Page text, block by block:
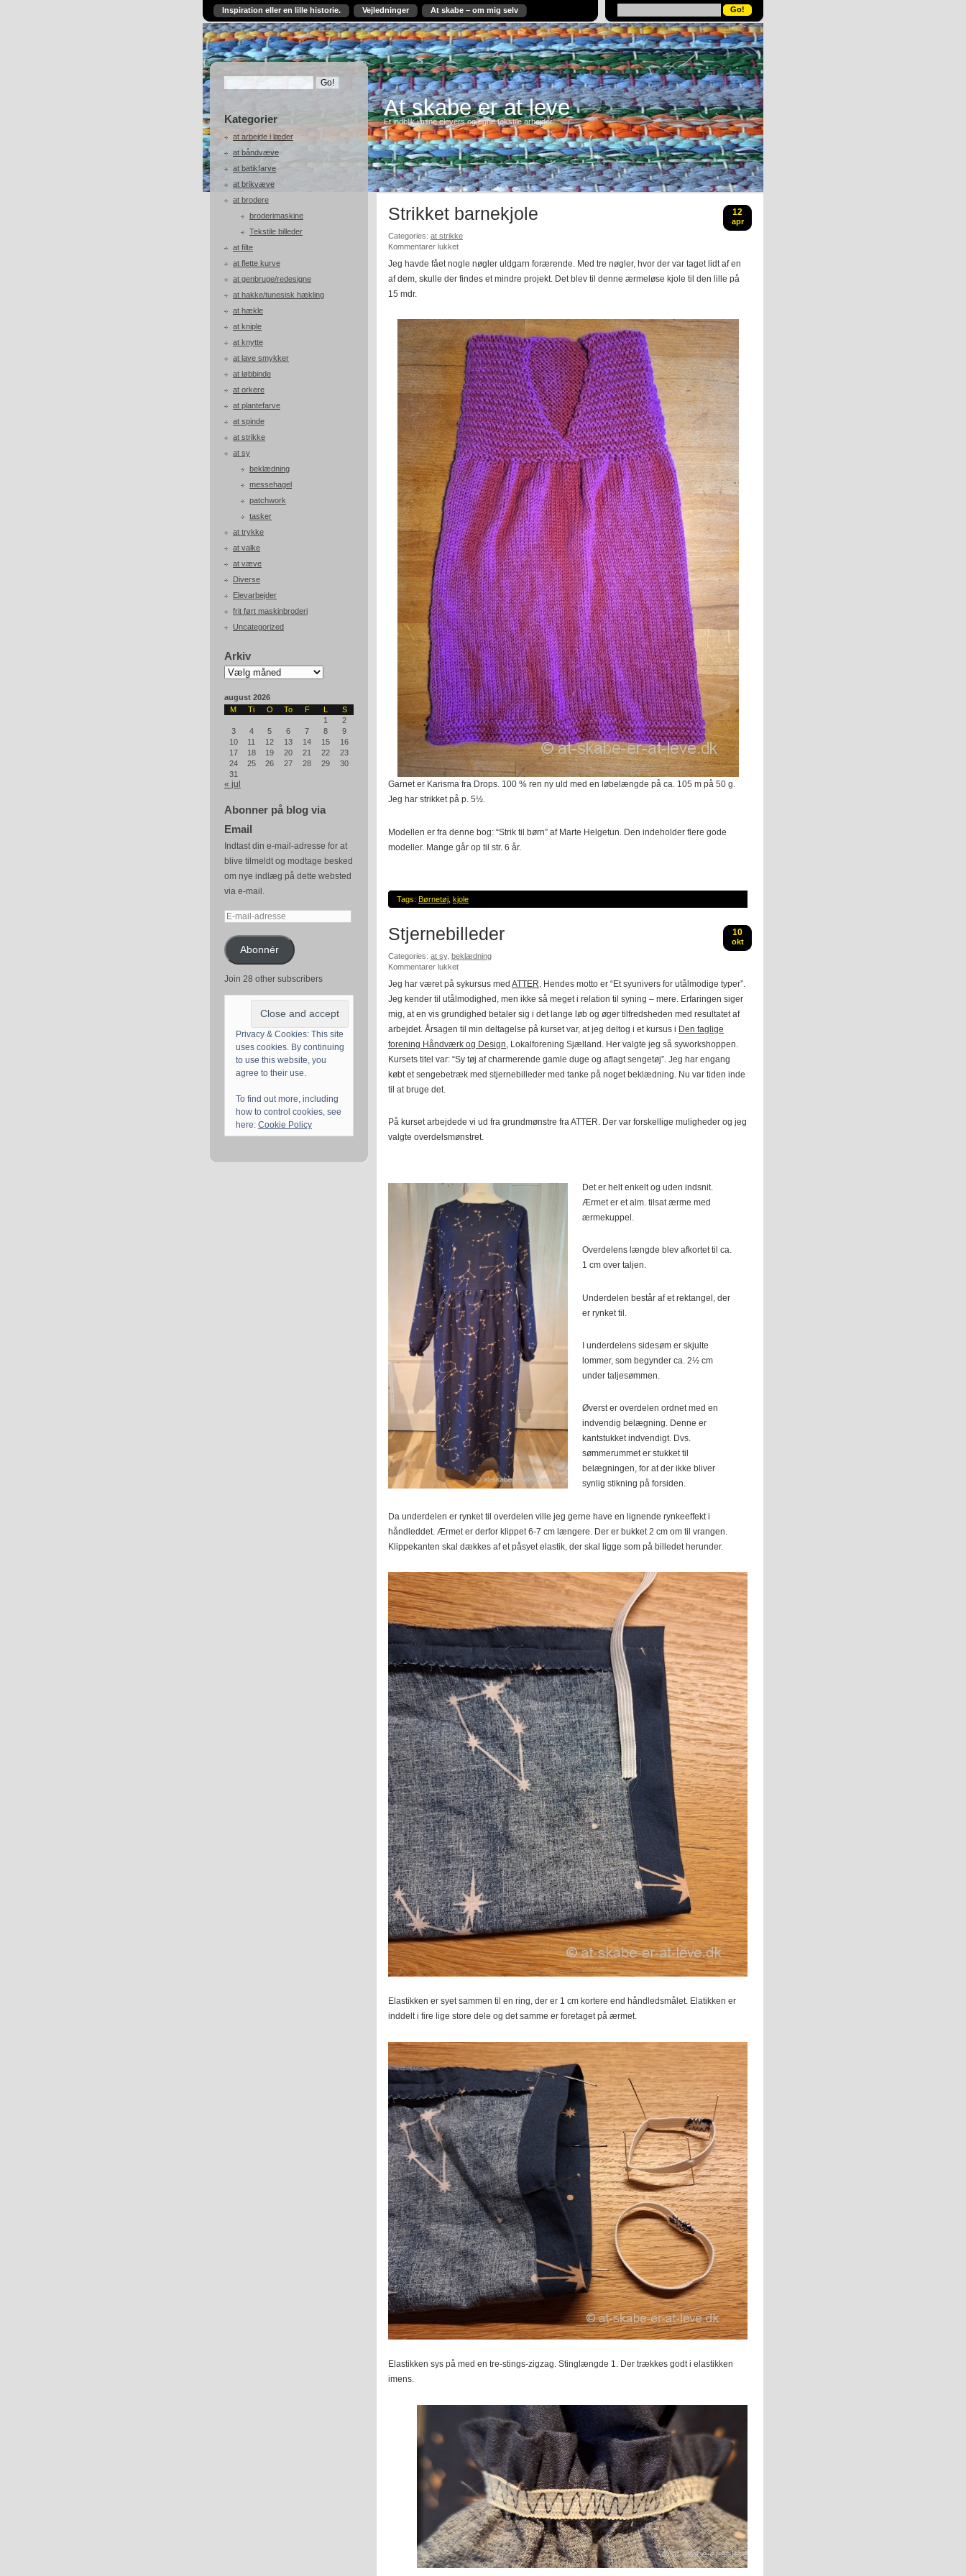
Inspiration eller en lille historie. Vejledninger At skabe – om mig selv
Kategorier
at arbejde i læder
at båndvæve
at batikfarve
at brikvæve
at brodere
broderimaskine
Tekstile billeder
at filte
at flette kurve
at genbruge/redesigne
at hakke/tunesisk hækling
at hækle
at kniple
at knytte
at lave smykker
at løbbinde
at orkere
at plantefarve
at spinde
at strikke
at sy
beklædning
messehagel
patchwork
tasker
at trykke
at valke
at væve
Diverse
Elevarbejder
frit ført maskinbroderi
Uncategorized
Arkiv
Arkiv
august 2026
M
Ti O To F L
S
1
2
3
4 5 6 7 8
9
10
11 12 13 14 15
16
17
18 19 20 21 22
23
24
25 26 27 28 29
30
31
« jul
Abonner på blog via
Email
Indtast din e-mail-adresse for at
blive tilmeldt og modtage besked
om nye indlæg på dette websted
via e-mail.
E-
adresseAbonnér
Join 28 other subscribers
Privacy & Cookies: This site
uses cookies. By continuing
to use this website, you
agree to their use.
To find out more, including
how to control cookies, see
here: Cookie Policy
At skabe er at leve
Et indblik i mine elevers og egne tekstile arbejder.
Strikket barnekjole 12
apr
Categories: at strikke
Kommentarer lukkettil
barnekjole
Jeg havde fået nogle nøgler uldgarn forærende. Med tre nøgler, hvor der var taget lidt af en
af dem, skulle der findes et mindre projekt. Det blev til denne ærmeløse kjole til den lille på
15 mdr.
Garnet er Karisma fra Drops. 100 % ren ny uld med en løbelængde på ca. 105 m på 50 g.
Jeg har strikket på p. 5½.
Modellen er fra denne bog: “Strik til børn” af Marte Helgetun. Den indeholder flere gode
modeller. Mange går op til str. 6 år.
Tags: Børnetøj kjole
Stjernebilleder 10
okt
Categories: at sy, beklædning
Kommentarer lukkettil
Jeg har været på sykursus med ATTER . Hendes motto er “Et syunivers for utålmodige typer”.
Jeg kender til utålmodighed, men ikke så meget i relation til syning – mere. Erfaringen siger
mig, at en vis grundighed betaler sig i det lange løb og øger tilfredsheden med resultatet af
arbejdet. Årsagen til min deltagelse på kurset var, at jeg deltog i et kursus i Den faglige
forening Håndværk og Design , Lokalforening Sjælland. Her valgte jeg så syworkshoppen.
Kursets titel var: “Sy tøj af charmerende gamle duge og aflagt sengetøj”. Jeg har engang
købt et sengebetræk med stjernebilleder med tanke på noget beklædning. Nu var tiden inde
til at bruge det.
På kurset arbejdede vi ud fra grundmønstre fra ATTER. Der var forskellige muligheder og jeg
valgte overdelsmønstret.
Det er helt enkelt og uden indsnit.
Ærmet er et alm. tilsat ærme med
ærmekuppel.
Overdelens længde blev afkortet til ca.
1 cm over taljen.
Underdelen består af et rektangel, der
er rynket til.
I underdelens sidesøm er skjulte
lommer, som begynder ca. 2½ cm
under taljesømmen.
Øverst er overdelen ordnet med en
indvendig belægning. Denne er
kantstukket indvendigt. Dvs.
sømmerummet er stukket til
belægningen, for at der ikke bliver
synlig stikning på forsiden.
Da underdelen er rynket til overdelen ville jeg gerne have en lignende rynkeeffekt i
håndleddet. Ærmet er derfor klippet 6-7 cm længere. Der er bukket 2 cm om til vrangen.
Klippekanten skal dækkes af et påsyet elastik, der skal ligge som på billedet herunder.
Elastikken er syet sammen til en ring, der er 1 cm kortere end håndledsmålet. Elatikken er
inddelt i fire lige store dele og det samme er foretaget på ærmet.
Elastikken sys på med en tre-stings-zigzag. Stinglængde 1. Der trækkes godt i elastikken
imens.